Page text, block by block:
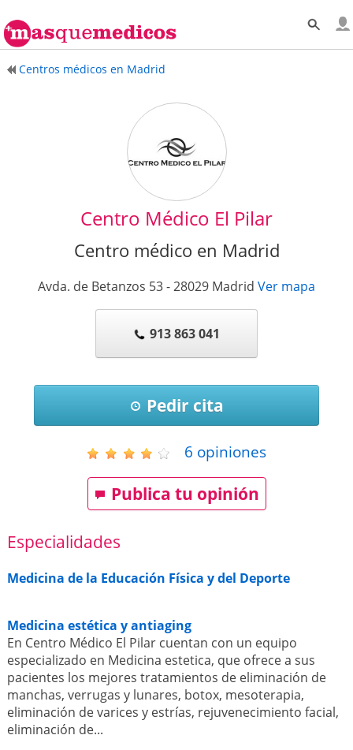
Centros médicos en Madrid
Centro Médico El Pilar
Centro médico en Madrid
Avda. de Betanzos 53-28029 Madrid Ver mapa
913 863 041
Pedir cita
6 opiniones
Publica tu opinión
Especialidades
Medicina de la Educación Física y del Deporte
Medicina estética y antiaging
En Centro Médico El Pilar cuentan con un equipo
especializado en Medicina estetica, que ofrece a sus
pacientes los mejores tratamientos de eliminación de
manchas, verrugas y lunares, botox, mesoterapia,
eliminación de varices y estrías, rejuvenecimiento facial,
eliminación de...